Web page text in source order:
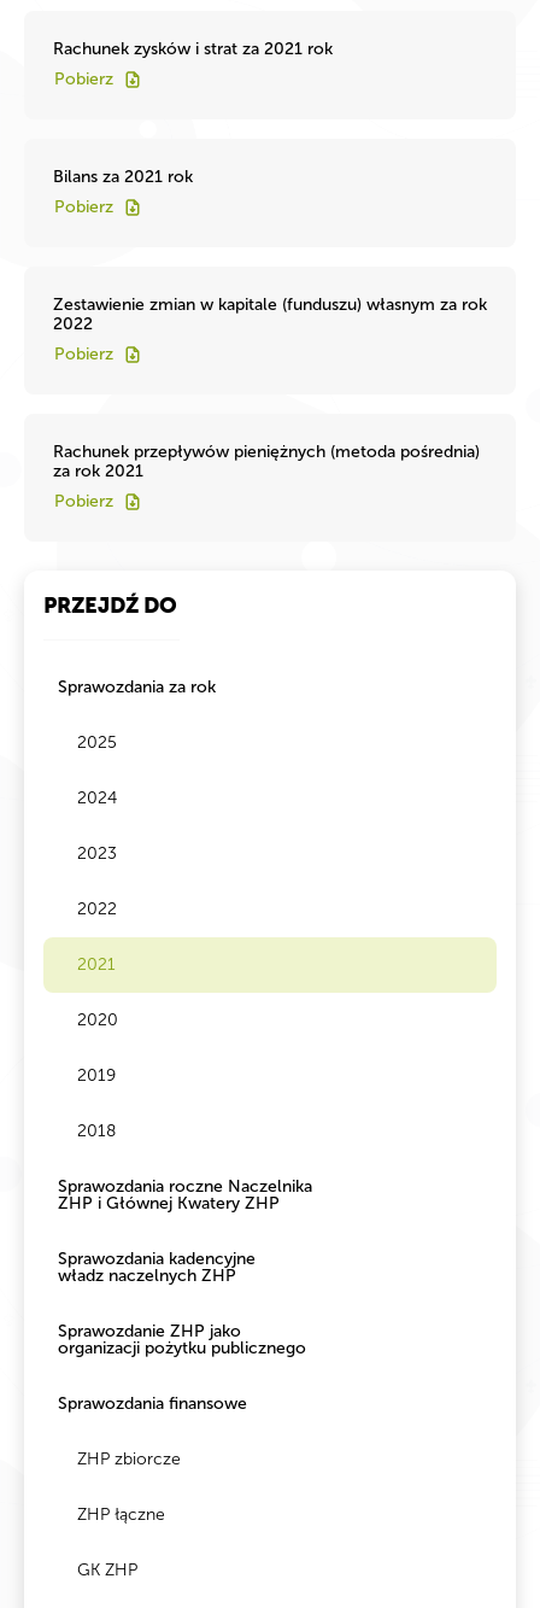
Rachunek zysków i strat za 2021 rok
Pobierz
Bilans za 2021 rok
Pobierz
Zestawienie zmian w kapitale (funduszu) własnym za rok
2022
Pobierz
Rachunek przepływów pieniężnych (metoda pośrednia)
za rok 2021
Pobierz
PRZEJDŹ DO
Sprawozdania za rok
2025
2024
2023
2022
2021
2020
2019
2018
Sprawozdania roczne Naczelnika
ZHP i Głównej Kwatery ZHP
Sprawozdania kadencyjne
władz naczelnych ZHP
Sprawozdanie ZHP jako
organizacji pożytku publicznego
Sprawozdania finansowe
ZHP zbiorcze
ZHP łączne
GK ZHP